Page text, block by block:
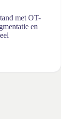
met OT-
en